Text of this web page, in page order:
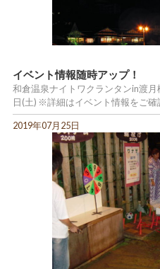
イベント情報随時アップ！
和倉温泉ナイトワクランタンin渡
日(土) ※詳細はイベント情報をご確
2019年07月25日